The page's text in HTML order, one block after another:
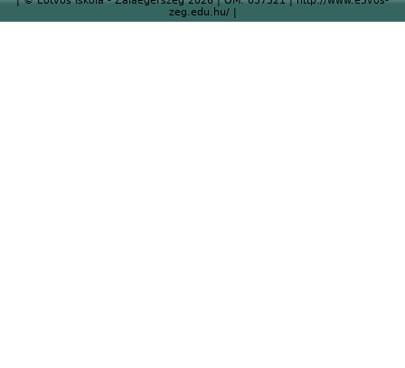
zeg.edu.hu/ |